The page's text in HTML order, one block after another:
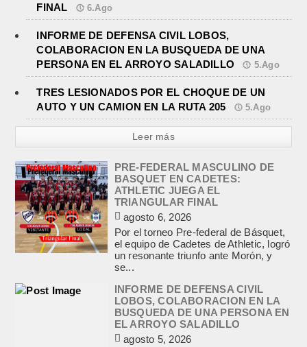
FINAL
6.Ago
INFORME DE DEFENSA CIVIL LOBOS,
COLABORACION EN LA BUSQUEDA DE UNA
PERSONA EN EL ARROYO SALADILLO
5.Ago
TRES LESIONADOS POR EL CHOQUE DE UN
AUTO Y UN CAMION EN LA RUTA 205
5.Ago
Leer más
PRE-FEDERAL MASCULINO DE
BASQUET EN CADETES:
ATHLETIC JUEGA EL
TRIANGULAR FINAL
agosto 6, 2026
Por el torneo Pre-federal de Básquet,
el equipo de Cadetes de Athletic, logró
un resonante triunfo ante Morón, y
se...
INFORME DE DEFENSA CIVIL
LOBOS, COLABORACION EN LA
BUSQUEDA DE UNA PERSONA EN
EL ARROYO SALADILLO
agosto 5, 2026